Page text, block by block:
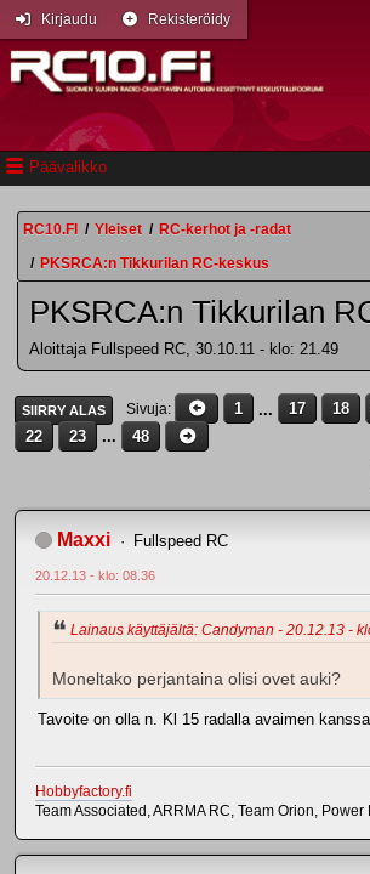
Päävalikko
Kirjaudu Rekisteröidy
RC10.FI / Yleiset / RC-kerhot ja -radat
/ PKSRCA:n Tikkurilan RC-keskus
PKSRCA:n Tikkurilan
Aloittaja Fullspeed RC, 30.10.11 - klo: 21.49
SIIRRY ALAS Sivuja 1 ... 17 18
22
23 ... 48
Maxxi Fullspeed RC
20.12.13 - klo: 08.36
Lainaus käyttäjältä: Candyman - 20.12.13 -
Moneltako perjantaina olisi ovet auki?
Tavoite on olla n. Kl 15 radalla avaimen kanssa
Hobbyfactory.fi
Team Associated, ARRMA RC, Team Orion, Power